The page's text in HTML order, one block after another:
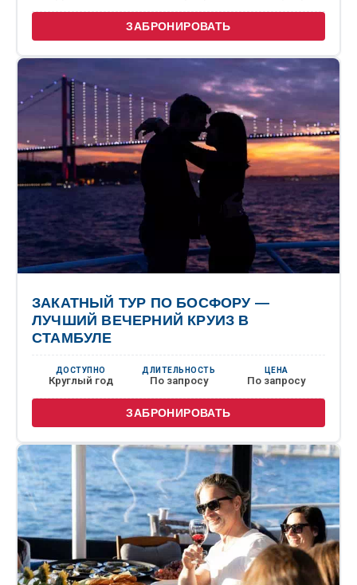
ЗАБРОНИРОВАТЬ
ЗАКАТНЫЙ ТУР ПО БОСФОРУ —
ЛУЧШИЙ ВЕЧЕРНИЙ КРУИЗ В
СТАМБУЛЕ
ДОСТУПНО
Круглый год
ДЛИТЕЛЬНОСТЬ
По запросу
ЦЕНА
По запросу
ЗАБРОНИРОВАТЬ